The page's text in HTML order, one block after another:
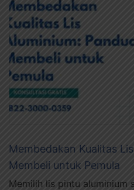
Membedakan Kualitas
Membeli untuk Pemula
Memilih lis pintu aluminium